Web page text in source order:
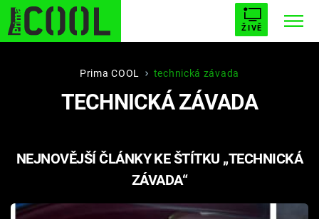
ŽIVĚ
STARHOUSE BUFFY, PŘEMOŽITELKA UPÍRŮ
PLNEJ KOTEL AVENGERS 5
Prima COOL technická závada
TECHNICKÁ ZÁVADA
NEJNOVĚJŠÍ ČLÁNKY KE ŠTÍTKU „TECHNICKÁ
ZÁVADA“